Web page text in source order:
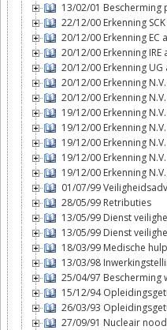
13/02/01
22/12/00 Erkenning
20/12/00 Erkenning EC
20/12/00 Erkenning IRE
20/12/00 Erkenning UG
20/12/00 Erkenning
20/12/00 Erkenning
19/12/00 Erkenning
19/12/00 Erkenning
19/12/00 Erkenning
19/12/00 Erkenning
19/12/00 Erkenning
01/07/99
28/05/99 Retributies
13/05/99 Dienst
13/05/99 Dienst
18/03/99 Medische
13/03/98
25/04/97 Bescherming
15/12/94
26/03/93
27/09/91 Nucleair